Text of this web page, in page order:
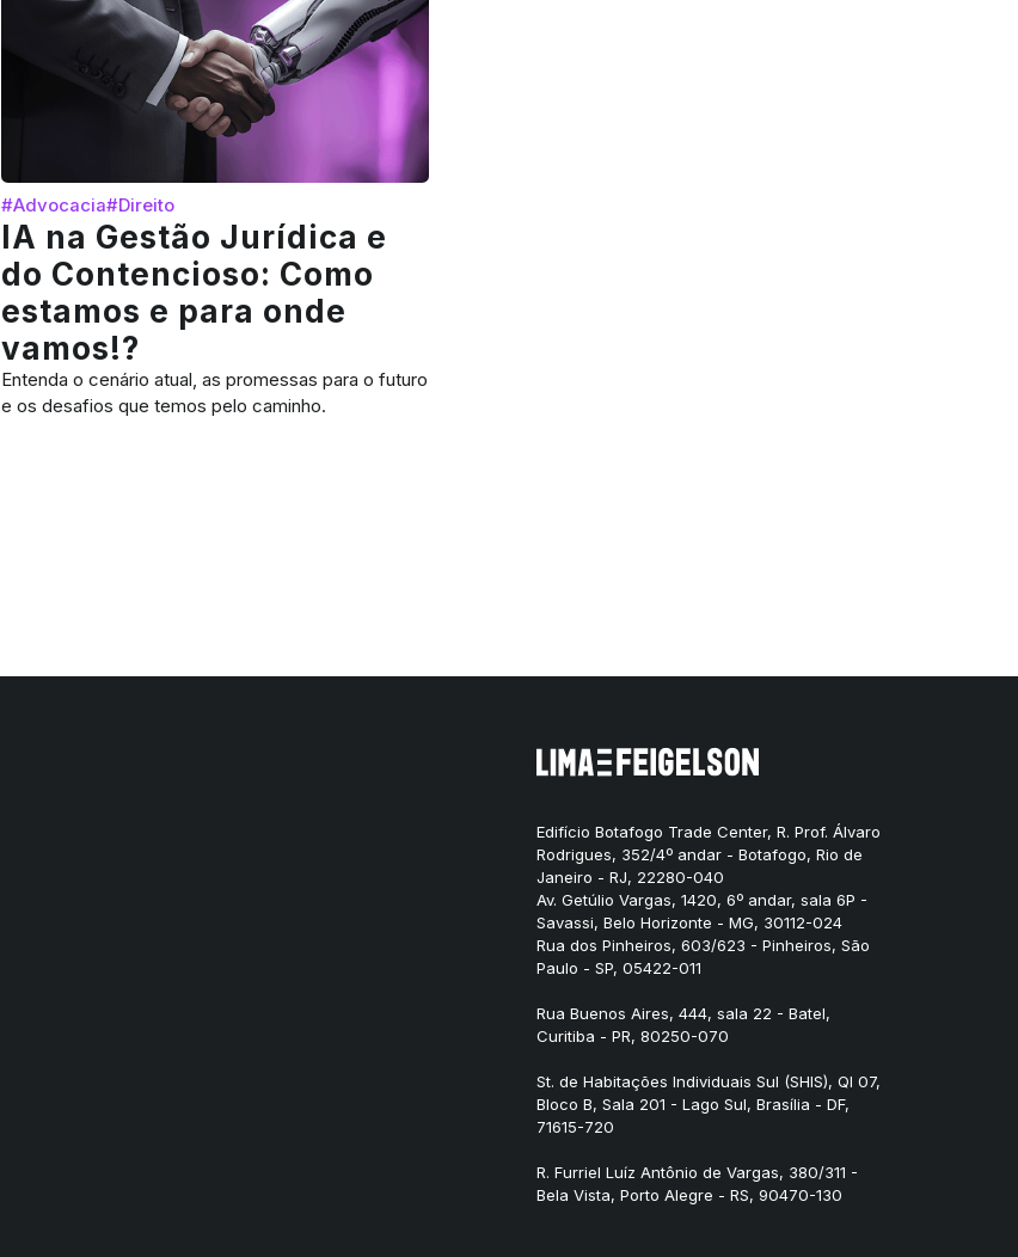
#Advocacia#Direito
IA na Gestão Jurídica e
do Contencioso: Como
estamos e para onde
vamos!?
Entenda o cenário atual, as promessas para o futuro
e os desafios que temos pelo caminho.
Edifício Botafogo Trade Center, R. Prof. Álvaro
Rodrigues, 352/4º andar - Botafogo, Rio de
Janeiro - RJ, 22280-040
Av. Getúlio Vargas, 1420, 6º andar, sala 6P -
Savassi, Belo Horizonte - MG, 30112-024
Rua dos Pinheiros, 603/623 - Pinheiros, São
Paulo - SP, 05422-011
Rua Buenos Aires, 444, sala 22 - Batel,
Curitiba - PR, 80250-070
St. de Habitações Individuais Sul (SHIS), QI 07,
Bloco B, Sala 201 - Lago Sul, Brasília - DF,
71615-720
R. Furriel Luíz Antônio de Vargas, 380/311 -
Bela Vista, Porto Alegre - RS, 90470-130